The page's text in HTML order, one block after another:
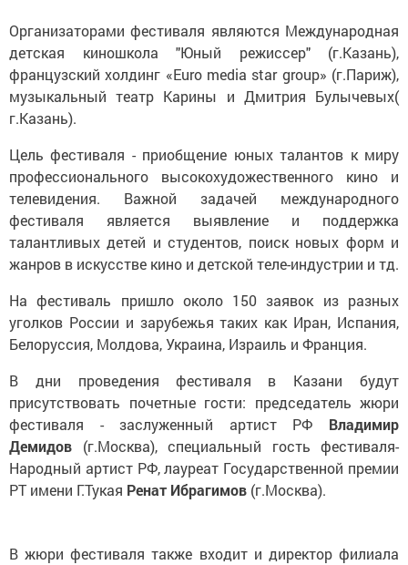
Организаторами фестиваля являются Международная
детская киношкола "Юный режиссер" (г.Казань),
французский холдинг «Euro media star group» (г.Париж),
музыкальный театр Карины и Дмитрия Булычевых(
г.Казань).
Цель фестиваля - приобщение юных талантов к миру
профессионального высокохудожественного кино и
телевидения. Важной задачей международного
фестиваля является выявление и поддержка
талантливых детей и студентов, поиск новых форм и
жанров в искусстве кино и детской теле-индустрии и тд.
На фестиваль пришло около 150 заявок из разных
уголков России и зарубежья таких как Иран, Испания,
Белоруссия, Молдова, Украина, Израиль и Франция.
В дни проведения фестиваля в Казани будут
присутствовать почетные гости: председатель жюри
фестиваля - заслуженный артист РФ Владимир
Демидов (г.Москва), специальный гость фестиваля-
Народный артист РФ, лауреат Государственной премии
РТ имени Г.Тукая Ренат Ибрагимов (г.Москва).
В жюри фестиваля также входит и директор филиала